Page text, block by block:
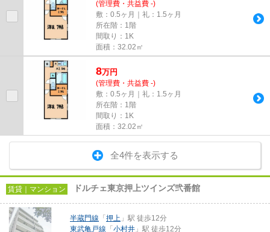
(管理費・共益費 -)
敷：0.5ヶ月｜礼：1.5ヶ月
所在階：1階
間取り：1K
面積：32.02㎡
8万円
(管理費・共益費 -)
敷：0.5ヶ月｜礼：1.5ヶ月
所在階：1階
間取り：1K
面積：32.02㎡
全4件を表示する
賃貸｜マンション ドルチェ東京押上ツインズ弐番館
半蔵門線 「 押上 」駅 徒歩12分
東武亀戸線 「 小村井 」駅 徒歩12分